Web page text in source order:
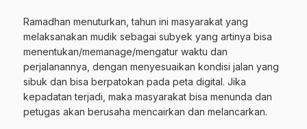
Ramadhan menuturkan, tahun ini masyarakat yang
melaksanakan mudik sebagai subyek yang artinya bisa
menentukan/memanage/mengatur waktu dan
perjalanannya, dengan menyesuaikan kondisi jalan yang
sibuk dan bisa berpatokan pada peta digital. Jika
kepadatan terjadi, maka masyarakat bisa menunda dan
petugas akan berusaha mencairkan dan melancarkan.